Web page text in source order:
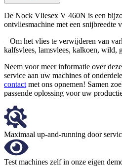
De Nock Vliesex V 460N is een
ontvliesmachine met een snijbreedte
– Om het vlies te verwijderen van
kalfsvlees, lamsvlees, kalkoen, wild,
Neem voor meer informatie over
service aan uw machines of
contactmet ons opnemen! Samen
passende oplossing voor uw
Maximaal up-and-running door
Test machines zelf in onze eigen